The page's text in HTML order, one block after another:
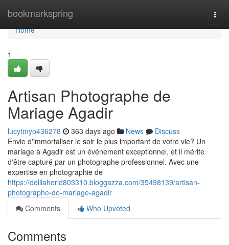
bookmarkspring
Home
Home
1
Artisan Photographe de
Mariage Agadir
lucytmyo436278 363 days ago News
Discuss
Envie d'immortaliser le soir le plus important de votre vie? Un
mariage à Agadir est un événement exceptionnel, et il mérite
d'être capturé par un photographe professionnel. Avec une
expertise en photographie de
https://delilaherid803310.bloggazza.com/35498139/artisan-
photographe-de-mariage-agadir
Comments
Who Upvoted
Comments